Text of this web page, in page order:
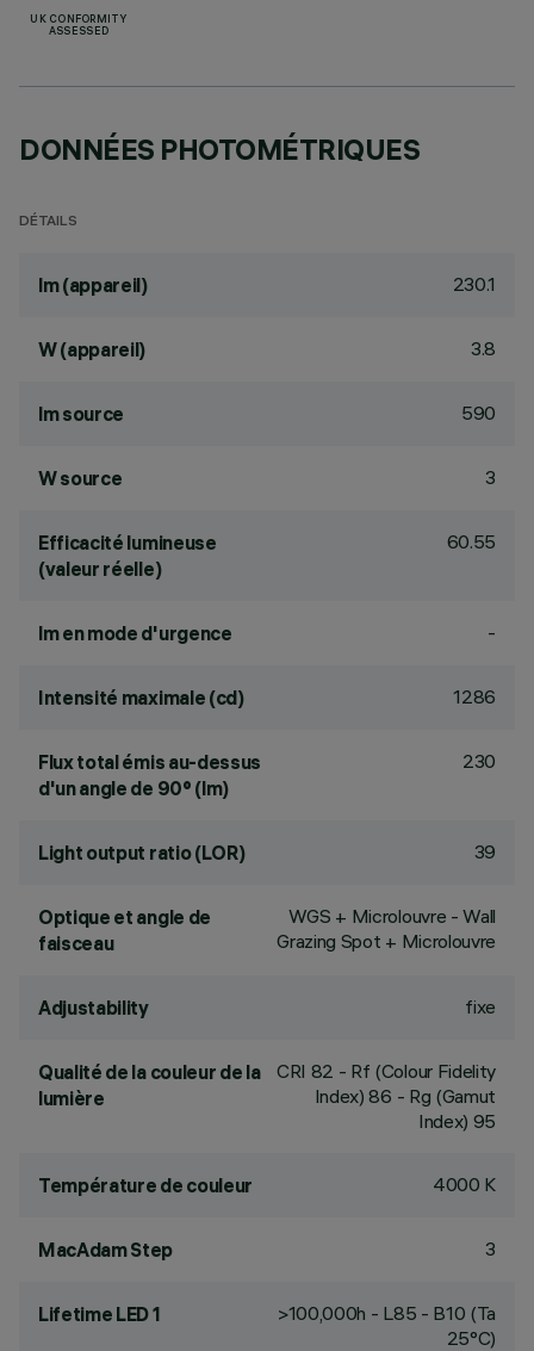
UK CONFORMITY
ASSESSED
DONNÉES PHOTOMÉTRIQUES
DÉTAILS
lm (appareil) 230.1
W (appareil) 3.8
lm source 590
W source 3
Efficacité lumineuse
(valeur réelle)
60.55
lm en mode d'urgence -
Intensité maximale (cd) 1286
Flux total émis au-dessus
d'un angle de 90° (lm)
230
Light output ratio (LOR) 39
Optique et angle de
faisceau
WGS + Microlouvre - Wall
Grazing Spot + Microlouvre
Adjustability fixe
Qualité de la couleur de la
lumière
CRI 82 - Rf (Colour Fidelity
Index) 86 - Rg (Gamut
Index) 95
Température de couleur 4000 K
MacAdam Step 3
Lifetime LED 1
>100,000h - L85 - B10 (Ta
25°C)